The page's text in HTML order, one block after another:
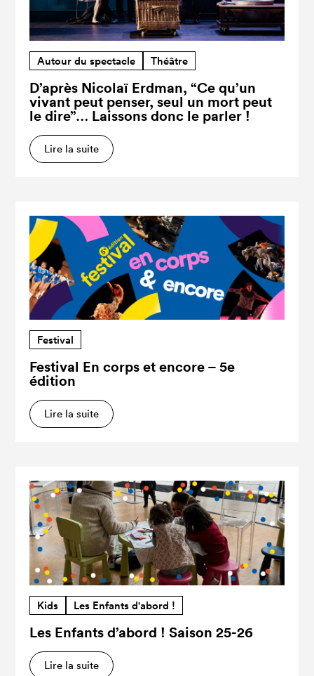
Autour du spectacle Théâtre
D’après Nicolaï Erdman, “Ce qu’un
vivant peut penser, seul un mort peut
le dire”… Laissons donc le parler !
Lire la suite
Festival
Festival En corps et encore – 5e
édition
Lire la suite
Kids Les Enfants d'abord !
Les Enfants d’abord ! Saison 25-26
Lire la suite